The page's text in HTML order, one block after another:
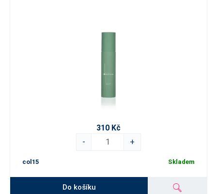
310 Kč
-
+
col15 Skladem
Do košíku